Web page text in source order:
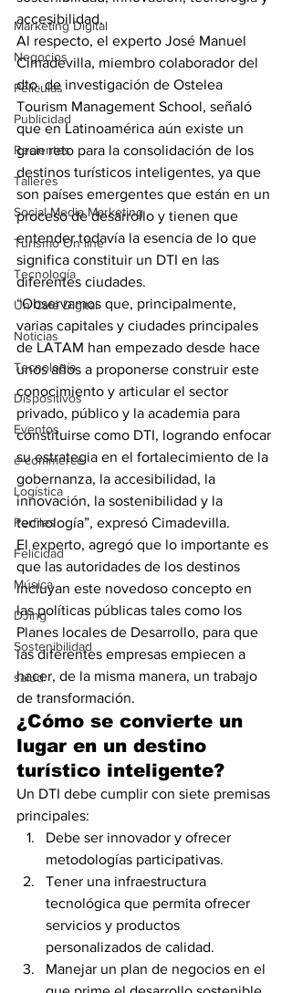
Marketing Digital
Negocios
Películas
Publicidad
Recientes
Talleres
Social Media Marketing
Turismo On line
Tecnología
Un Café Digital
Noticias
Tecnología
Dispositivos
Eventos
e-commerce
Logística
Perfiles
Felicidad
Música
DJing
Sostenibilidad
salud
accesibilidad.
Al respecto, el experto José Manuel
Cimadevilla, miembro colaborador del
dto. de investigación de Ostelea
Tourism Management School, señaló
que en Latinoamérica aún existe un
gran reto para la consolidación de los
destinos turísticos inteligentes, ya que
son países emergentes que están en un
proceso de desarrollo y tienen que
entender todavía la esencia de lo que
significa constituir un DTI en las
diferentes ciudades.
“Observamos que, principalmente,
varias capitales y ciudades principales
de LATAM han empezado desde hace
unos años a proponerse construir este
conocimiento y articular el sector
privado, público y la academia para
constituirse como DTI, logrando enfocar
su estrategia en el fortalecimiento de la
gobernanza, la accesibilidad, la
innovación, la sostenibilidad y la
tecnología”, expresó Cimadevilla.
El experto, agregó que lo importante es
que las autoridades de los destinos
incluyan este novedoso concepto en
las políticas públicas tales como los
Planes locales de Desarrollo, para que
las diferentes empresas empiecen a
hacer, de la misma manera, un trabajo
de transformación.
¿Cómo se convierte un
lugar en un destino
turístico inteligente?
Un DTI debe cumplir con siete premisas
principales:
Debe ser innovador y ofrecer
metodologías participativas.
Tener una infraestructura
tecnológica que permita ofrecer
servicios y productos
personalizados de calidad.
Manejar un plan de negocios en el